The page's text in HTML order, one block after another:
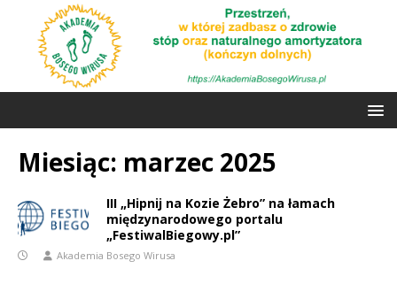
Miesiąc: marzec 2025
III „Hipnij na Kozie Żebro” na łamach
międzynarodowego portalu
„FestiwalBiegowy.pl”
Akademia Bosego Wirusa